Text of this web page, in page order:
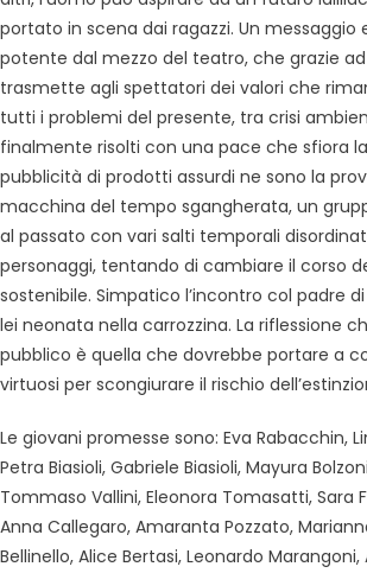
portato in scena dai ragazzi. Un messaggio
potente dal mezzo del teatro, che grazie
trasmette agli spettatori dei valori che
tutti i problemi del presente, tra crisi
finalmente risolti con una pace che sfiora
pubblicità di prodotti assurdi ne sono la
macchina del tempo sgangherata, un
al passato con vari salti temporali
personaggi, tentando di cambiare il corso
sostenibile. Simpatico l’incontro col padre
lei neonata nella carrozzina. La riflessione
pubblico è quella che dovrebbe portare a
virtuosi per scongiurare il rischio
Le giovani promesse sono: Eva Rabacchin,
Petra Biasioli, Gabriele Biasioli, Mayura
Tommaso Vallini, Eleonora Tomasatti, Sara
Anna Callegaro, Amaranta Pozzato,
Bellinello, Alice Bertasi, Leonardo